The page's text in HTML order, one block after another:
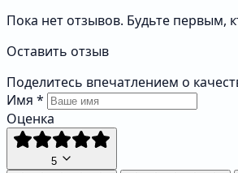
Пока нет отзывов. Будьте первым,
Оставить отзыв
Поделитесь впечатлением о
Имя *
Оценка
5